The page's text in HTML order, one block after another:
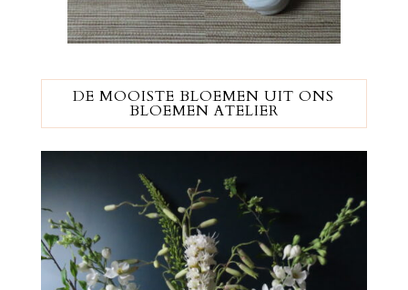
DE MOOISTE BLOEMEN UIT ONS
BLOEMEN ATELIER